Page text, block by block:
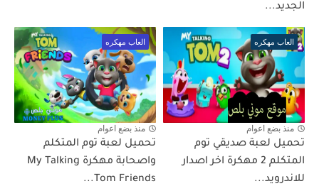
الجديد...
العاب مهكره
منذ بضع اعوام
تحميل لعبة صديقي توم
المتكلم 2 مهكرة اخر اصدار
للاندرويد...
العاب مهكره
منذ بضع اعوام
تحميل لعبة توم المتكلم
واصحابة مهكرة My Talking
Tom Friends...